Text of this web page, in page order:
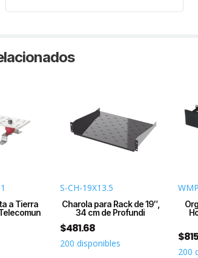
a Tierra
S-CH-19X13.5
Charola para Rack de 19″,
34 cm de Profundi
$481.68
200 disponibles $
200